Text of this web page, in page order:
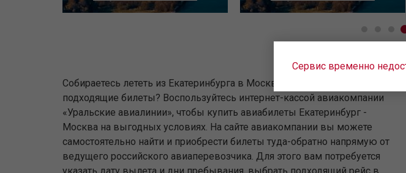
Собираетесь лететь из Екатеринбурга в Москву, но ещё не нашли
подходящие билеты? Воспользуйтесь интернет-кассой авиакомпании
«Уральские авиалинии», чтобы купить авиабилеты Екатеринбург -
Москва на выгодных условиях. На сайте авиакомпании вы можете
самостоятельно найти и приобрести билеты туда-обратно напрямую от
ведущего российского авиаперевозчика. Для этого вам потребуется
Сервис временно